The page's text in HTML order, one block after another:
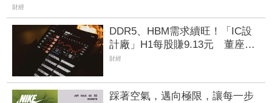
財經
DDR5、HBM需求續旺！「IC設
計廠」H1每股賺9.13元 董座：
搶晶圓產能比毛利率更重要
財經
踩著空氣，邁向極限，讓每一步